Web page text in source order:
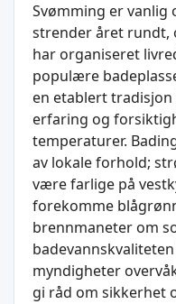
Svømming er
strender året rundt,
har organiseret
populære
en etablert
erfaring og
temperaturer.
av lokale forhold;
være farlige på
forekomme
brennmaneter om
myndigheter
gi råd om sikkerhet